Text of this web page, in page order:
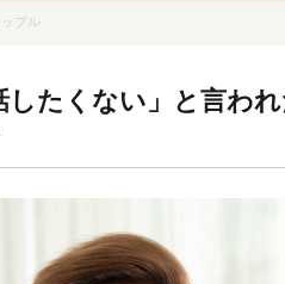
ップル
したくない」と言わ